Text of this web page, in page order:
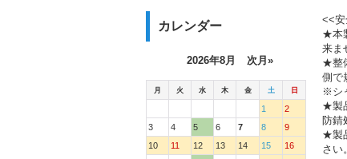
カレンダー
2026年8月 次月»
月 火 水 木 金 土 日
1
2
3
4 5 6 7 8
9
10
11 12 13 14 15
16
<<
★本
来ま
★整
側で
※シ
★製
防錆
★製
さい